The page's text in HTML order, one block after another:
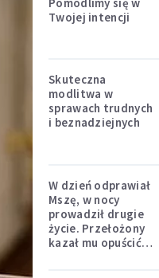
Twojej intencji
Skuteczna
modlitwa w
sprawach trudnych
i beznadziejnych
W dzień odprawiał
Mszę, w nocy
prowadził drugie
życie. Przełożony
kazał mu opuścić